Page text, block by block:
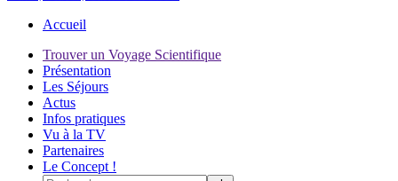
Accueil
Trouver un Voyage Scientifique
Présentation
Les Séjours
Actus
Infos pratiques
Vu à la TV
Partenaires
Le Concept !